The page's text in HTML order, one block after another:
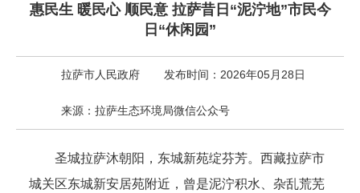
惠民生 暖民心 顺民意 拉萨昔日“泥泞地”市民今
日“休闲园”
拉萨市人民政府 发布时间：2026年05月28日
来源：拉萨生态环境局微信公众号
圣城拉萨沐朝阳，东城新苑绽芬芳。西藏拉萨市
城关区东城新安居苑附近，曾是泥泞积水、杂乱荒芜